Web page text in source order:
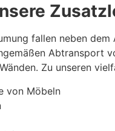
fallen neben
Abtransport
Zu unseren
von Möbeln